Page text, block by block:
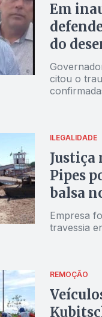
Em
do
citou o
ILEGALIDADE
Justiça
Pipes
balsa
Empresa
travessia
REMOÇÃO